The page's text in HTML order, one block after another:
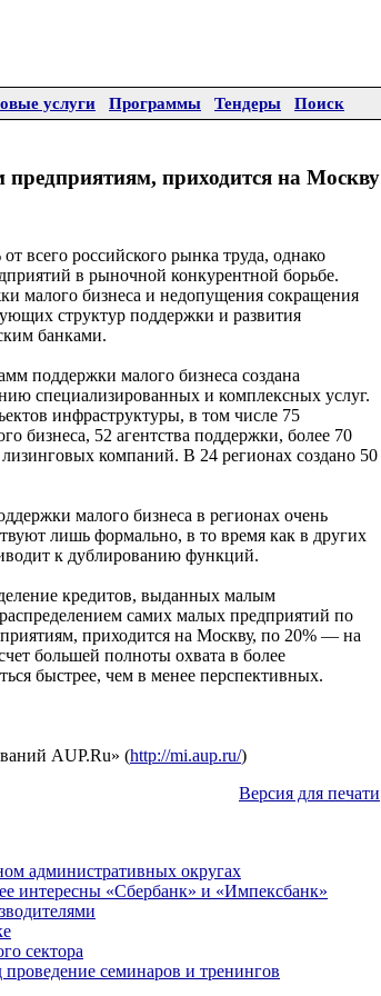
услуги Программы Тендеры Поиск
приходится на Москву
всего российского рынка труда, однако
в рыночной конкурентной борьбе.
малого бизнеса и недопущения сокращения
структур поддержки и развития
банками.
поддержки малого бизнеса создана
специализированных и комплексных услуг.
инфраструктуры, в том числе 75
бизнеса, 52 агентства поддержки, более 70
компаний. В 24 регионах создано 50
малого бизнеса в регионах очень
лишь формально, в то время как в других
к дублированию функций.
кредитов, выданных малым
самих малых предприятий по
приходится на Москву, по 20% — на
большей полноты охвата в более
быстрее, чем в менее перспективных.
AUP.Ru» (http://mi.aup.ru/)
Версия для печати
административных округах
интересны «Сбербанк» и «Импексбанк»
сектора
семинаров и тренингов